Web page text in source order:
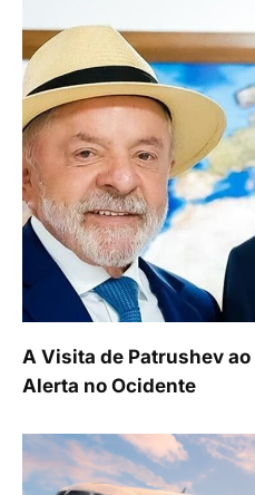
A Visita de Patrushev
Alerta no Ocidente